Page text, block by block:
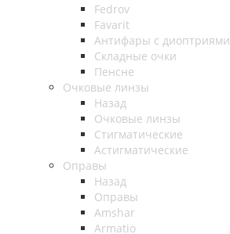
Fedrov
Favarit
Антифары с диоптриями
Складные очки
Пенсне
Очковые линзы
Назад
Очковые линзы
Стигматические
Астигматические
Оправы
Назад
Оправы
Amshar
Armatio